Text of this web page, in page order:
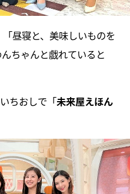
昼寝と、美味しいものを
ちゃんと戯れていると
ちおしで「未来屋えほん